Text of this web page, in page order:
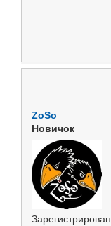
ZoSo
Новичок
Зарегистрирован